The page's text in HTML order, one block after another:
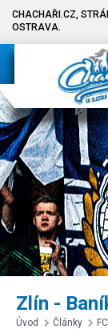
CHACHAŘI.CZ,
OSTRAVA.
Zlín -
Úvod Články